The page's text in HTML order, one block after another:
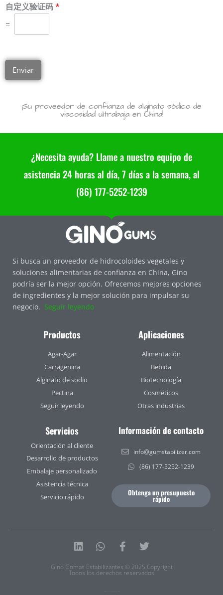
自定义验证码*
=
Enviar
¡Su proveedor de confianza de alginato sódico de
viscosidad ultrabaja en China!
¿Necesita ayuda? Llame a nuestro equipo de
asistencia 24 horas al día, 7 días a la semana, al
(86) 177-5252-1239
Si busca un proveedor de hidrocoloides vegetales y
soluciones alimentarias de confianza en China, Gino
podría ser la mejor opción. Ofrecemos mejores opciones
de ingredientes y la mejor solución para impulsar su
negocio. Seguir leyendo
Productos
Agar-Agar
Carragenina
Alginato de sodio
Pectina
Seguir leyendo
Aplicaciones
Alimentación
Bebida
Biotecnología
Cosméticos
Otras industrias
Servicios
Orientación al cliente
Desarrollo de productos
Embalaje personalizado
Asistencia técnica
Servicio rápido
Información de contacto
info@gumstabilizer.com
(86) 177-5252-1239
Obtenga un presupuesto
rápido
LinkedinWhatsapp
Facebook-
Twitter
Gino Gomas Estabilizantes © 2025 Copyright
Todos los derechos reservados